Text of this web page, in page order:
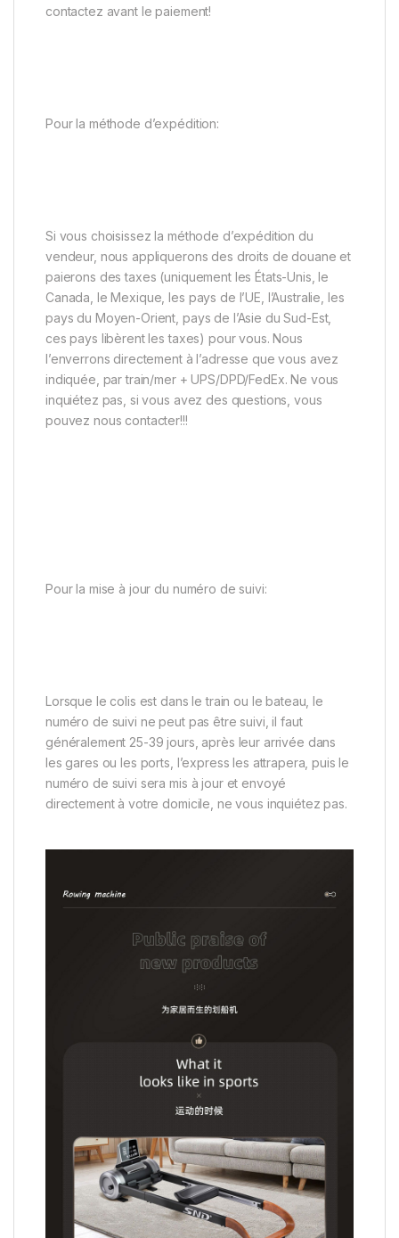
contactez avant le paiement!
Pour la méthode d’expédition:
Si vous choisissez la méthode d’expédition du
vendeur, nous appliquerons des droits de douane et
paierons des taxes (uniquement les États-Unis, le
Canada, le Mexique, les pays de l’UE, l’Australie, les
pays du Moyen-Orient, pays de l’Asie du Sud-Est,
ces pays libèrent les taxes) pour vous. Nous
l’enverrons directement à l’adresse que vous avez
indiquée, par train/mer + UPS/DPD/FedEx. Ne vous
inquiétez pas, si vous avez des questions, vous
pouvez nous contacter!!!
Pour la mise à jour du numéro de suivi:
Lorsque le colis est dans le train ou le bateau, le
numéro de suivi ne peut pas être suivi, il faut
généralement 25-39 jours, après leur arrivée dans
les gares ou les ports, l’express les attrapera, puis le
numéro de suivi sera mis à jour et envoyé
directement à votre domicile, ne vous inquiétez pas.